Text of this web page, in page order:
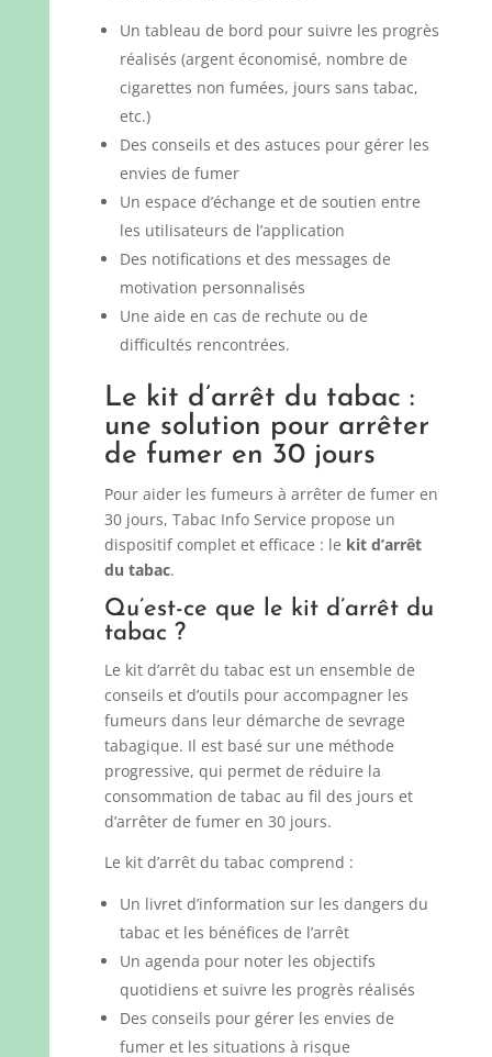
Un tableau de bord pour suivre les progrès
réalisés (argent économisé, nombre de
cigarettes non fumées, jours sans tabac,
etc.)
Des conseils et des astuces pour gérer les
envies de fumer
Un espace d’échange et de soutien entre
les utilisateurs de l’application
Des notifications et des messages de
motivation personnalisés
Une aide en cas de rechute ou de
difficultés rencontrées.
Le kit d’arrêt du tabac :
une solution pour arrêter
de fumer en 30 jours
Pour aider les fumeurs à arrêter de fumer en
30 jours, Tabac Info Service propose un
dispositif complet et efficace : le kit d’arrêt
du tabac.
Qu’est-ce que le kit d’arrêt du
tabac ?
Le kit d’arrêt du tabac est un ensemble de
conseils et d’outils pour accompagner les
fumeurs dans leur démarche de sevrage
tabagique. Il est basé sur une méthode
progressive, qui permet de réduire la
consommation de tabac au fil des jours et
d’arrêter de fumer en 30 jours.
Le kit d’arrêt du tabac comprend :
Un livret d’information sur les dangers du
tabac et les bénéfices de l’arrêt
Un agenda pour noter les objectifs
quotidiens et suivre les progrès réalisés
Des conseils pour gérer les envies de
fumer et les situations à risque